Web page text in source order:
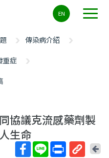
EN
傳染病介紹
重症
協議克流感藥劑製
生命
回